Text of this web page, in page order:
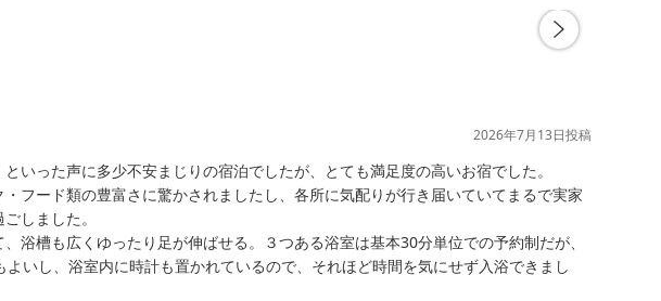
2026年7月13日投稿
いった声に多少不安まじりの宿泊でしたが、とても満足度の高いお宿でした。
フード類の豊富さに驚かされましたし、各所に気配りが行き届いていてまるで実家
しました。
浴槽も広くゆったり足が伸ばせる。３つある浴室は基本30分単位での予約制だが、
いし、浴室内に時計も置かれているので、それほど時間を気にせず入浴できまし